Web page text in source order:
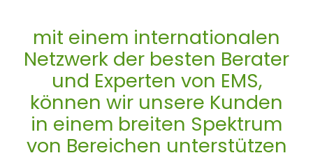
mit einem internationalen
Netzwerk der besten Berater
und Experten von EMS,
können wir unsere Kunden
in einem breiten Spektrum
von Bereichen unterstützen